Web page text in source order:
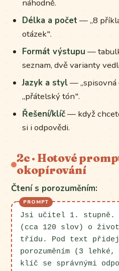
náhodně.
Délka a počet — „8
otázek".
Formát výstupu —
seznam, dvě varianty
Jazyk a styl— „spisovná
„přátelský tón".
Řešení/klíč— když
si i odpovědi.
2c · Hotové
okopírování
Čtení s porozuměním:
Jsi učitel 1. stupně.
(cca 120 slov) o
třídu. Pod text přidej
porozuměním (3
klíč se správnými